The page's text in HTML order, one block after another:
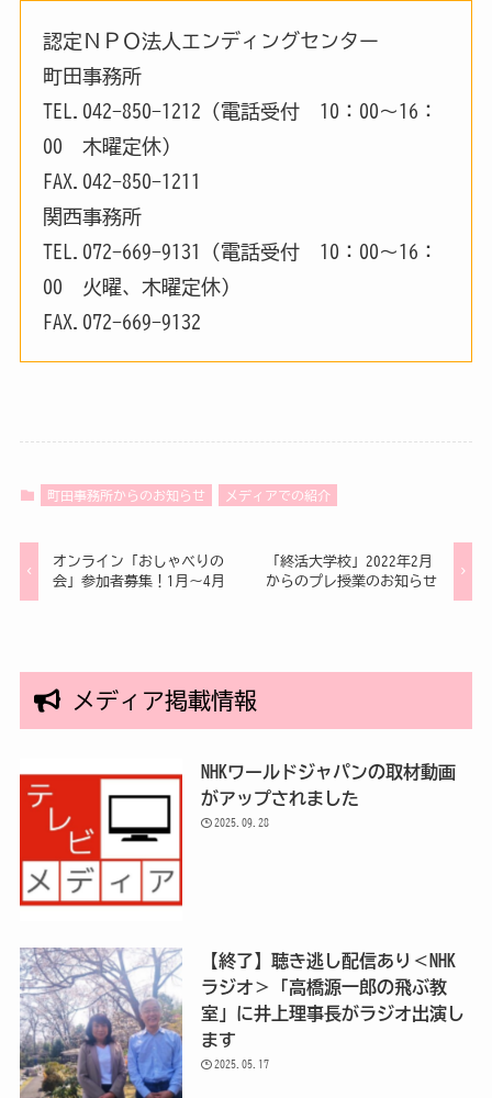
認定ＮＰＯ法人エンディングセンター
町田事務所
TEL.042-850-1212（電話受付 10：00～16：
00 木曜定休）
FAX.042-850-1211
関西事務所
TEL.072-669-9131（電話受付 10：00～16：
00 火曜、木曜定休）
FAX.072-669-9132
町田事務所からのお知らせ メディアでの紹介
オンライン「おしゃべりの
会」参加者募集！1月～4月
「終活大学校」2022年2月
からのプレ授業のお知らせ
メディア掲載情報
NHKワールドジャパンの取材動画
がアップされました
2025.09.28
【終了】聴き逃し配信あり＜NHK
ラジオ＞「高橋源一郎の飛ぶ教
室」に井上理事長がラジオ出演し
ます
2025.05.17